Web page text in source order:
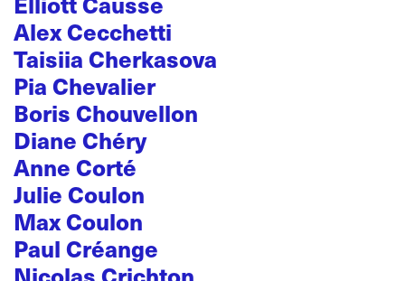
Alex Cecchetti
Taisiia Cherkasova
Pia Chevalier
Boris Chouvellon
Diane Chéry
Anne Corté
Julie Coulon
Max Coulon
Paul Créange